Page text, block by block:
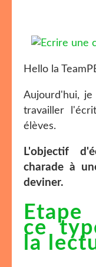
Hello la
Aujourd'hui,
travailler
élèves.
L'objectif
charade à
deviner.
ce
la